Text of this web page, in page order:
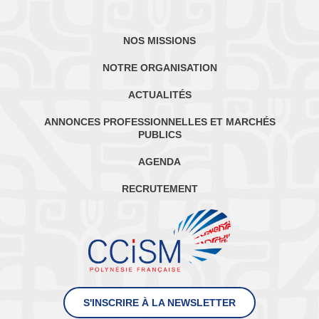
NOS MISSIONS
NOTRE ORGANISATION
ACTUALITÉS
ANNONCES PROFESSIONNELLES ET MARCHÉS
PUBLICS
AGENDA
RECRUTEMENT
S'INSCRIRE À LA NEWSLETTER